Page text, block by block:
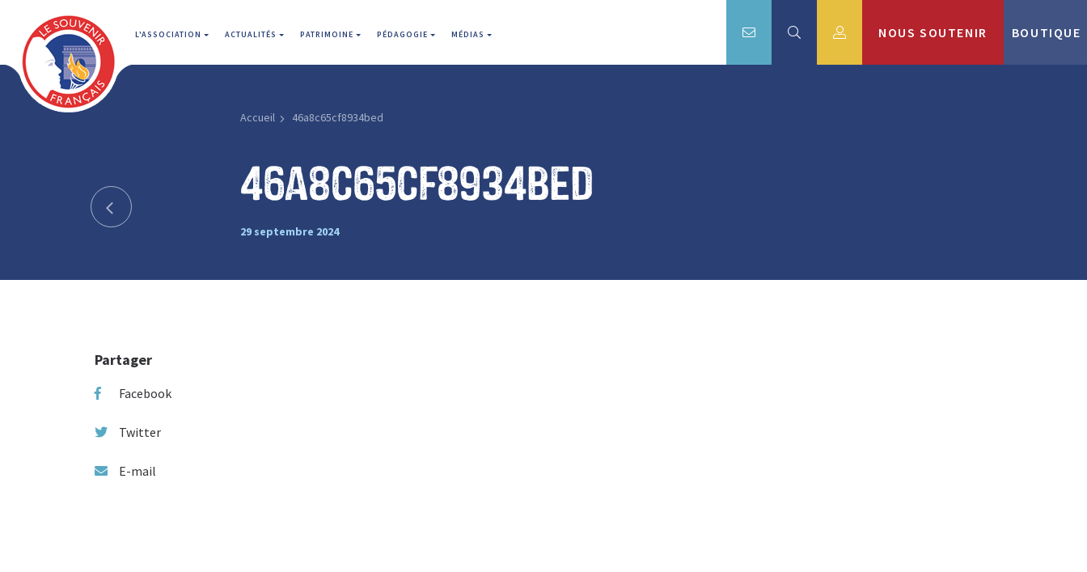
L'ASSOCIATION ACTUALITÉS PATRIMOINE PÉDAGOGIE MÉDIAS NOUS SOUTENIR BOUTIQUE
Accueil 46a8c65cf8934bed
46a8c65cf8934bed
29 septembre 2024
Partager
Facebook
Twitter
E-mail